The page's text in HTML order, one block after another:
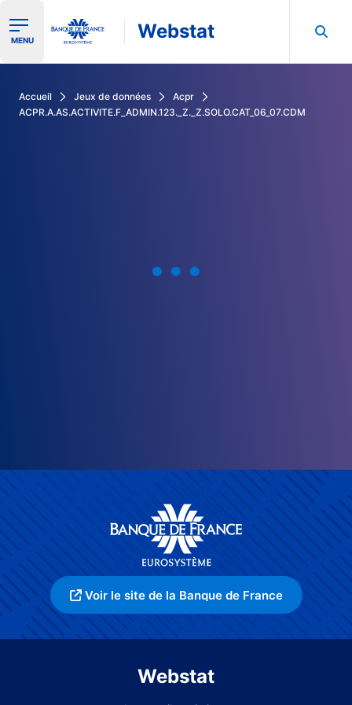
Ouvrir le menu de navigation
MENU Webstat
Accueil Jeux de données
Acpr
ACPR.A.AS.ACTIVITE.F_ADMIN.123._Z._Z.SOLO.CAT_06_07.CDM
Voir le site de la Banque de France
Webstat